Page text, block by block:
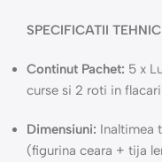
SPECIFICATII
Continut Pachet: 5 x
curse si 2 roti in
Dimensiuni: Inaltimea
(figurina ceara + tija